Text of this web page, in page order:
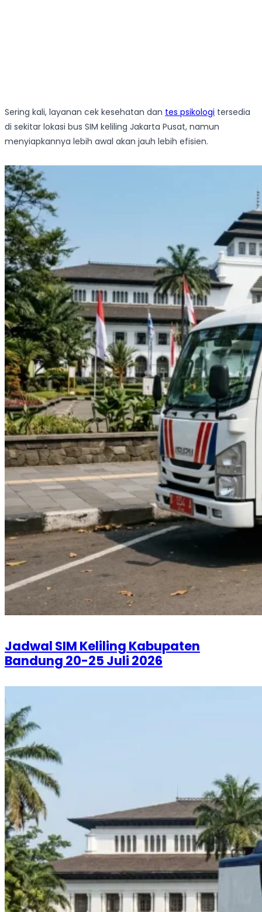
Sering kali, layanan cek kesehatan dan tes psikologi tersedia
di sekitar lokasi bus SIM keliling Jakarta Pusat, namun
menyiapkannya lebih awal akan jauh lebih efisien.
Jadwal SIM Keliling Kabupaten
Bandung 20-25 Juli 2026